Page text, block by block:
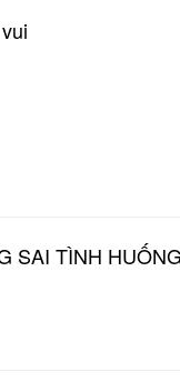
SAI TÌNH